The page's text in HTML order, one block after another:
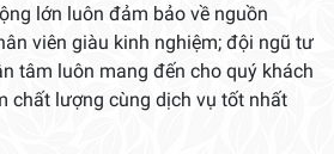
lớn luôn đảm bảo về nguồn
viên giàu kinh nghiệm; đội ngũ tư
tâm luôn mang đến cho quý khách
chất lượng cùng dịch vụ tốt nhất